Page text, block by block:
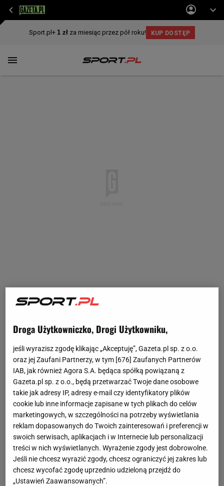
Droga Użytkowniczko, Drogi Użytkowniku,
jeśli wyrazisz zgodę klikając „Akceptuję”, Gazeta.pl sp. z o.o.
oraz jej Zaufani Partnerzy, w tym [676] Zaufanych Partnerów
IAB, jak również Agora S.A. będąca spółką powiązaną z
Gazeta.pl sp. z o.o., będą przetwarzać Twoje dane osobowe
takie jak adresy IP, adresy e-mail czy identyfikatory plików
cookie lub inne informacje zapisane w tych plikach do celów
marketingowych, w szczególności na potrzeby wyświetlania
reklam dopasowanych do Twoich zainteresowań i preferencji w
swoich serwisach, aplikacjach i w Internecie lub personalizacji
treści w nich wyświetlanych. Wyrażenie zgody jest dobrowolne.
Jeśli nie chcesz wyrazić zgody, chcesz ograniczyć jej zakres lub
chcesz wycofać zgodę uprzednio udzieloną przejdź do
„Ustawień Zaawansowanych”.